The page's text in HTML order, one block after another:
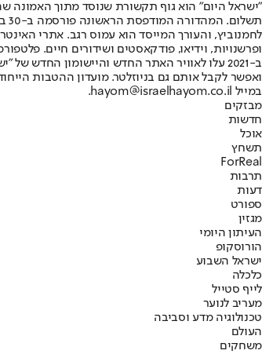
"ישראל היום" הוא גוף תקשורת שנוסד מתוך האמונה
ופרשנויות, וידיאו, פודקאסטים ושידורים חיים.
ב-2021 עלו לאוויר האתר החדש והיישומון
ואפשר לקבל אותם גם בניוזלטר. מועדון ההטבות
במייל hayom@israelhayom.co.il.
מבזקים
חדשות
אוכל
תשחץ
ForReal
תרבות
דעות
ספורט
מגזין
העיתון היומי
הורוסקופ
ישראל השבוע
כלכלה
לייף סטייל
מעריב לנוער
טכנולוגיה מדע וסביבה
העולם
משחקים